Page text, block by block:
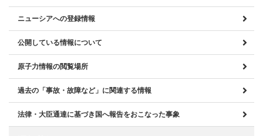
ニューシアへの登録情報
公開している情報について
原子力情報の閲覧場所
過去の「事故・故障など」に関連する情報
法律・大臣通達に基づき国へ報告をおこなった事象